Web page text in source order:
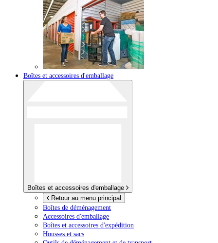
Boîtes et accessoires d'emballage
Boîtes et accessoires d'emballage
Retour au menu principal
Boîtes de déménagement
Accessoires d'emballage
Boîtes et accessoires d'expédition
Housses et sacs